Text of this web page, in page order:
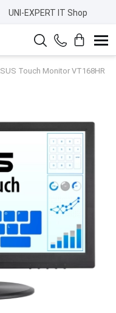
UNI-EXPERT IT Shop
Touch Monitor VT168HR